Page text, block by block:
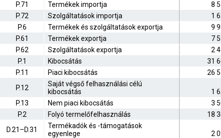
P.71
Termékek importja
8
P.72
Szolgáltatások importja
1
P.6
Termékek és szolgáltatások exportja
9
P.61
Termékek exportja
7
P.62
Szolgáltatások exportja
2
P.1
Kibocsátás
31
P.11
Piaci kibocsátás
26
P.12
Saját végső felhasználási célú
kibocsátás
1
P.13
Nem piaci kibocsátás
3
P.2
Folyó termelőfelhasználás
18
D.21–D.31
Termékadók és -támogatások
egyenlege
2